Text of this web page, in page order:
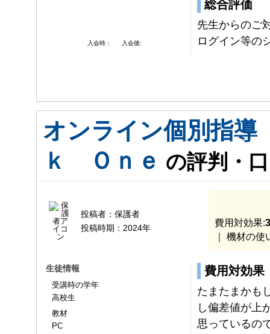
入会時： 入会後:
総合評価
先生からのご
ログイン等の
オンライン個別指
ｋ Ｏｎｅ の評判・
投稿者： 保護者
投稿時期： 2024年 費用対効果:
｜ 機材の使
生徒情報
受講時の学年
高校生
教材
PC
費用対効果
たまたまかも
し偏差値が上
思っているの